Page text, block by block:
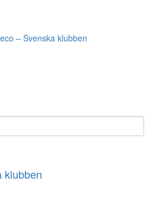
– Svenska klubben
klubben